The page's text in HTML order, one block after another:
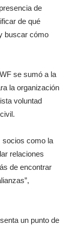
de
de qué
buscar cómo
se sumó a la
la organización
voluntad
socios como la
relaciones
de encontrar
un punto de